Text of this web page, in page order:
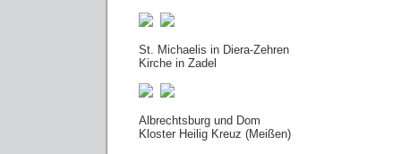
St. Michaelis in Diera-Zehren
Kirche in Zadel
Albrechtsburg und Dom
Kloster Heilig Kreuz (Meißen)